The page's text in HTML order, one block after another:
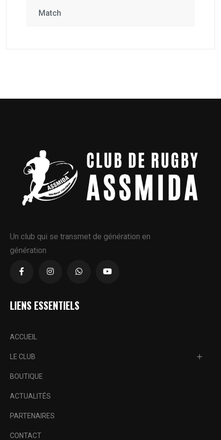
Match
Un club qui se transmet de génération en
génération
LIENS ESSENTIELS
ACCUEIL
LE CLUB
BOUTIQUE
ACTUALITÉS
PARTENAIRES
CONTACT